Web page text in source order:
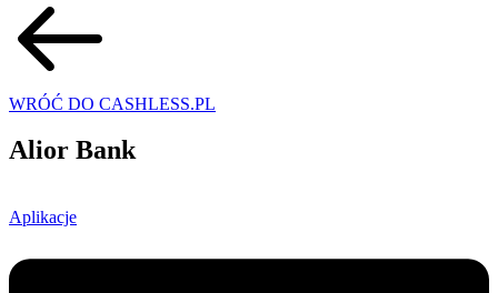
WRÓĆ DO CASHLESS.PL
Alior Bank
Aplikacje